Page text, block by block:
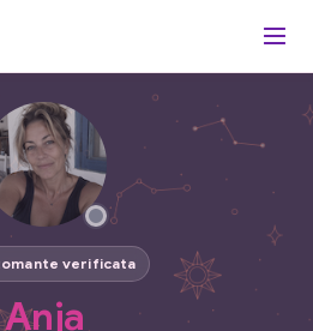
verificata
Anja